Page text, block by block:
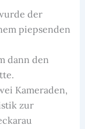
der
piepsenden
dann den
Kameraden,
zur